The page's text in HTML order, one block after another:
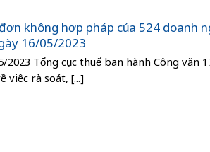
không hợp pháp của 524 doanh
16/05/2023
2023 Tổng cục thuế ban hành Công văn
việc rà soát, [...]